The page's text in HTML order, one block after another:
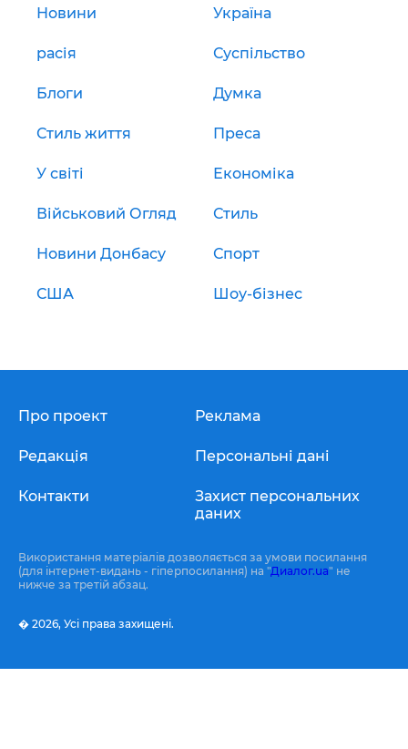
Новини Україна
расія Суспільство
Блоги Думка
Стиль життя Преса
У світі Економіка
Військовий Огляд Стиль
Новини Донбасу Спорт
США Шоу-бізнес
Про проект
Редакція
Контакти
Реклама
Персональні дані
Захист персональних
даних
Використання матеріалів дозволяється за умови посилання
(для інтернет-видань - гіперпосилання) на "Диалог.ua" не
нижче за третій абзац.
� 2026, Усі права захищені.